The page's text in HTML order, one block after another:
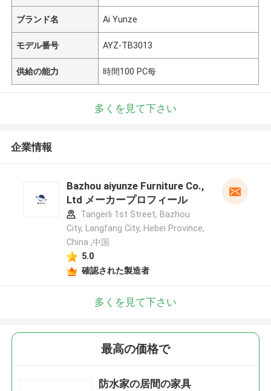
ブランド名 Ai Yunze
モデル番号 AYZ-TB3013
供給の能力 時間100 PC每
多くを見て下さい
企業情報
Bazhou aiyunze Furniture Co.,
Ltd メーカープロフィール
Tangerli 1st Street, Bazhou
City, Langfang City, Hebei Province,
China ,中国
5.0
確認された製造者
多くを見て下さい
最高の価格で
防水家の居間の家具